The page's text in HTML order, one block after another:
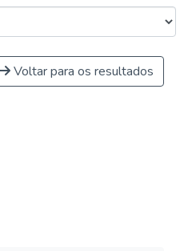
Voltar para os resultados